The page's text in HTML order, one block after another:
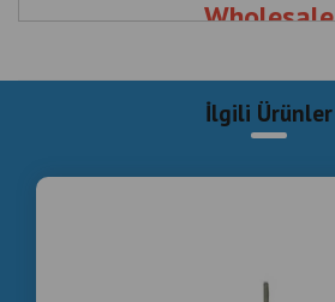
Wholesale
Турција, Големопродажба на
, Alibaba Turkey, Boxing Machine
Големопродажба , на , машини ,
İlgili Ürünler